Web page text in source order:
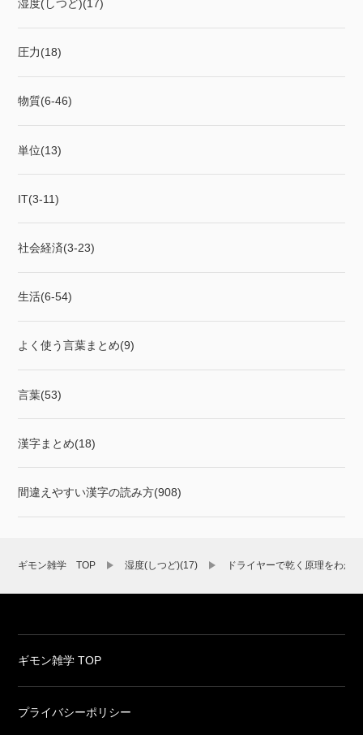
湿度(しつど)(17)
圧力(18)
物質(6-46)
単位(13)
IT(3-11)
社会経済(3-23)
生活(6-54)
よく使う言葉まとめ(9)
言葉(53)
漢字まとめ(18)
間違えやすい漢字の読み方(908)
ギモン雑学 TOP 湿度(しつど)(17) ドライヤーで乾く原理をわか
ギモン雑学 TOP
プライバシーポリシー